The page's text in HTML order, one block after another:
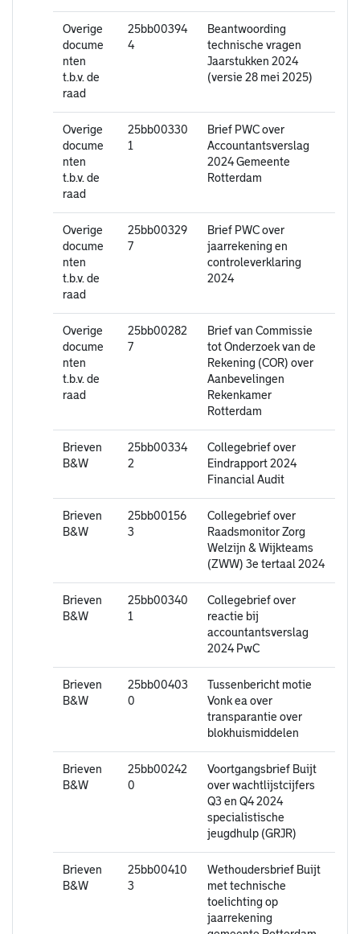
Overige
docume
nten
t.b.v. de
raad
25bb00394
4
Beantwoording
technische vragen
Jaarstukken 2024
(versie 28 mei 2025)
Overige
docume
nten
t.b.v. de
raad
25bb00330
1
Brief PWC over
Accountantsverslag
2024 Gemeente
Rotterdam
Overige
docume
nten
t.b.v. de
raad
25bb00329
7
Brief PWC over
jaarrekening en
controleverklaring
2024
Overige
docume
nten
t.b.v. de
raad
25bb00282
7
Brief van Commissie
tot Onderzoek van de
Rekening (COR) over
Aanbevelingen
Rekenkamer
Rotterdam
Brieven
B&W
25bb00334
2
Collegebrief over
Eindrapport 2024
Financial Audit
Brieven
B&W
25bb00156
3
Collegebrief over
Raadsmonitor Zorg
Welzijn & Wijkteams
(ZWW) 3e tertaal 2024
Brieven
B&W
25bb00340
1
Collegebrief over
reactie bij
accountantsverslag
2024 PwC
Brieven
B&W
25bb00403
0
Tussenbericht motie
Vonk ea over
transparantie over
blokhuismiddelen
Brieven
B&W
25bb00242
0
Voortgangsbrief Buijt
over wachtlijstcijfers
Q3 en Q4 2024
specialistische
jeugdhulp (GRJR)
Brieven
B&W
25bb00410
3
Wethoudersbrief Buijt
met technische
toelichting op
jaarrekening